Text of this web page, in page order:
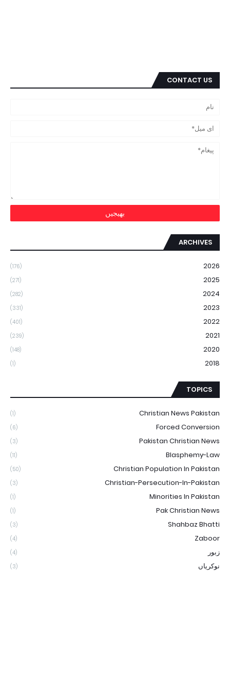
CONTACT US
ARCHIVES
2026
(176)
2025
(271)
2024
(282)
2023
(331)
2022
(401)
2021
(239)
2020
(148)
2018
(1)
TOPICS
Christian News Pakistan
(1)
Forced Conversion
(6)
Pakistan Christian News
(3)
Blasphemy-Law
(11)
Christian Population In Pakistan
(50)
Christian-Persecution-In-Pakistan
(3)
Minorities In Pakistan
(1)
Pak Christian News
(1)
Shahbaz Bhatti
(3)
Zaboor
(4)
زبور (4)
نوکریاں (3)